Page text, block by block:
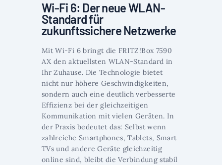
Wi-Fi 6: Der neue WLAN-
Standard für
zukunftssichere Netzwerke
Mit Wi-Fi 6 bringt die FRITZ!Box 7590
AX den aktuellsten WLAN-Standard in
Ihr Zuhause. Die Technologie bietet
nicht nur höhere Geschwindigkeiten,
sondern auch eine deutlich verbesserte
Effizienz bei der gleichzeitigen
Kommunikation mit vielen Geräten. In
der Praxis bedeutet das: Selbst wenn
zahlreiche Smartphones, Tablets, Smart-
TVs und andere Geräte gleichzeitig
online sind, bleibt die Verbindung stabil